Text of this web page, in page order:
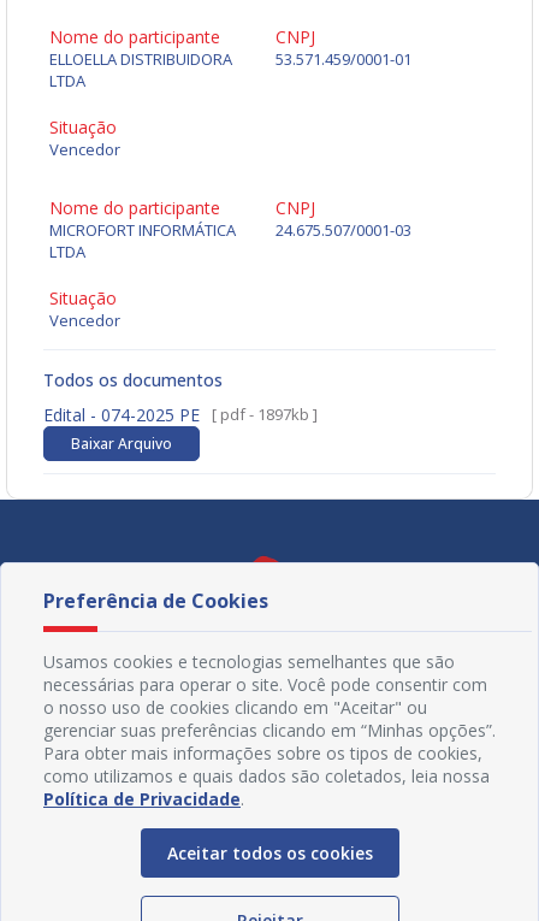
Nome do participante
ELLOELLA DISTRIBUIDORA
LTDA
CNPJ
53.571.459/0001-01
Situação
Vencedor
Nome do participante
MICROFORT INFORMÁTICA
LTDA
CNPJ
24.675.507/0001-03
Situação
Vencedor
Todos os documentos
Edital - 074-2025 PE
[ pdf - 1897kb ]
Baixar Arquivo
Redes Sociais
Preferência de Cookies
Usamos cookies e tecnologias semelhantes que são
necessárias para operar o site. Você pode consentir com
o nosso uso de cookies clicando em "Aceitar" ou
gerenciar suas preferências clicando em “Minhas opções”.
Para obter mais informações sobre os tipos de cookies,
como utilizamos e quais dados são coletados, leia nossa
Política de Privacidade.
Aceitar todos os cookies